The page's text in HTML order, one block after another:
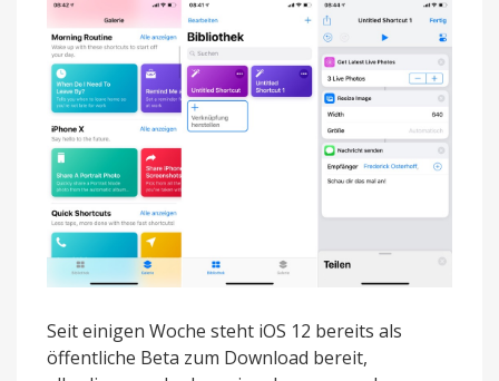
Seit einigen Woche steht iOS 12 bereits als
öffentliche Beta zum Download bereit,